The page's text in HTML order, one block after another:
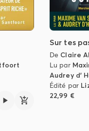
Sur tes
De Claire
Lu par
Audrey d'
Édité par
22,99 €